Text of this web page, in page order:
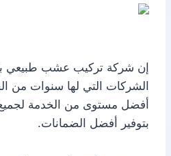
إن شركة تركيب عشب طبيعي
الشركات التي لها سنوات من
أفضل مستوى من الخدمة لجميع
بتوفير أفضل الضمانات.